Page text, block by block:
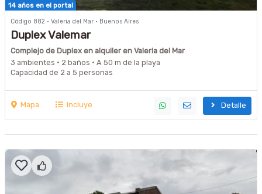
14 años en el portal
Código 882 · Valeria del Mar · Buenos Aires
Duplex Valemar
Complejo de Duplex en alquiler en Valeria del Mar
3 ambientes · 2 baños · A 50 m de la playa
Capacidad de 2 a 5 personas
Mapa Incluye Detalle